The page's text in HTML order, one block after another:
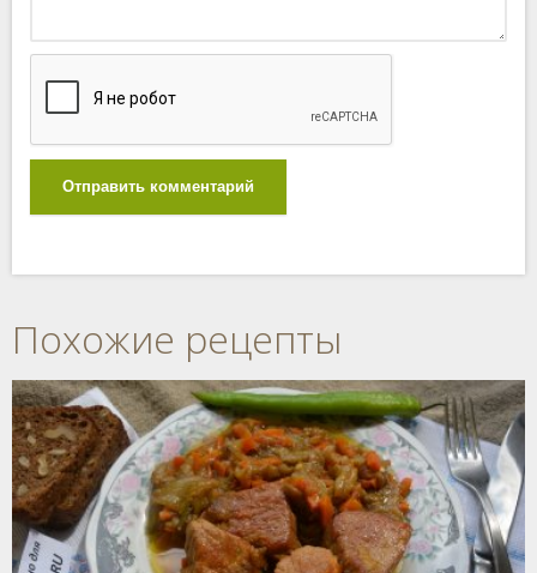
Отправить комментарий
Похожие рецепты